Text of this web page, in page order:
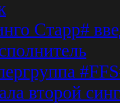
Старр#
второй